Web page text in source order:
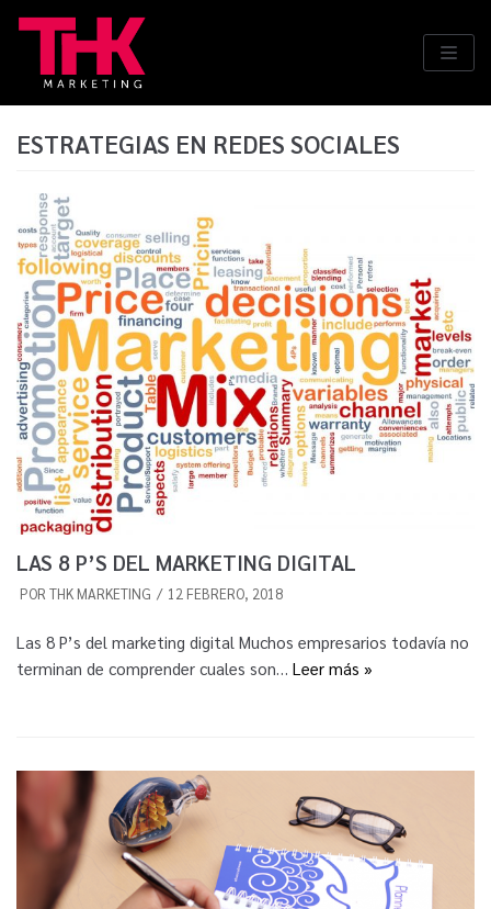
Saltar
contenido
ESTRATEGIAS EN REDES SOCIALES
LAS 8 P’S DEL MARKETING DIGITAL
POR THK MARKETING 12 FEBRERO, 2018
Las 8 P’s del marketing digital Muchos empresarios todavía no
terminan de comprender cuales son… Leer más »